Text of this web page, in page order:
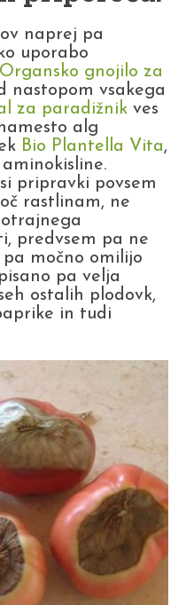
naprej pa
uporabo
gnojilo za
nastopom vsakega
za paradižnik ves
alg
Bio Plantella Vita,
pripravki povsem
rastlinam, ne
predvsem pa ne
močno omilijo
pa velja
ostalih plodovk,
in tudi